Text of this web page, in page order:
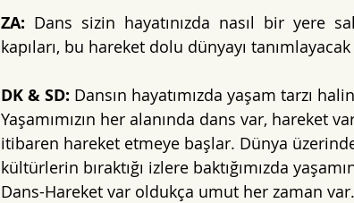
ZA: Dans sizin hayatınızda nasıl bir yere
kapıları, bu hareket dolu dünyayı
DK & SD: Dansın hayatımızda yaşam tarzı
Yaşamımızın her alanında dans var, hareket
itibaren hareket etmeye başlar. Dünya
kültürlerin bıraktığı izlere baktığımızda
Dans-Hareket var oldukça umut her zaman var.